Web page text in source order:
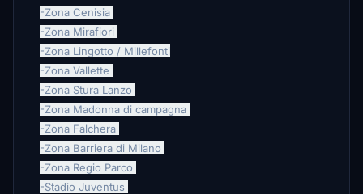
-Zona Cenisia
-Zona Mirafiori
-Zona Lingotto / Millefonti
-Zona Vallette
-Zona Stura Lanzo
-Zona Madonna di campagna
-Zona Falchera
-Zona Barriera di Milano
-Zona Regio Parco
-Stadio Juventus